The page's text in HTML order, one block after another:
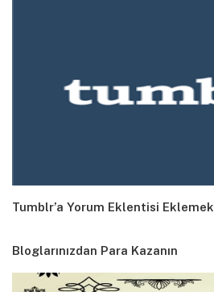
Tumblr’a Yorum Eklentisi Eklemek
Bloglarınızdan Para Kazanın